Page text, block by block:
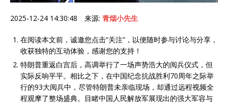
2025-12-24 14:30:48 来源: 青烟小先生
在阅读本文前，诚邀您点击“关注”，以便随时参与讨论与分享，
收获独特的互动体验，感谢您的支持！
特朗普重返白宫后，高调举行了一场声势浩大的阅兵仪式，但
实际反响平平。相比之下，在中国纪念抗战胜利70周年之际举
行的93大阅兵中，尽管特朗普未亲临现场，却通过远程视频全
程观摩了整场盛典。目睹中国人民解放军展现出的强大军容与